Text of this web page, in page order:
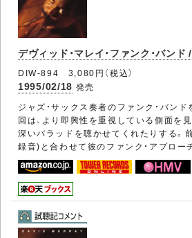
デヴィッド・マレイ・ファンク・バンド
DIW-894 3,080円（税込）
1995/02/18 発売
ジャズ・サックス奏者のファンク・バンド
回は、より即興性を重視している側面を
深いバラッドを聴かせてくれたりする。
録音)と合わせて彼のファンク・アプロー